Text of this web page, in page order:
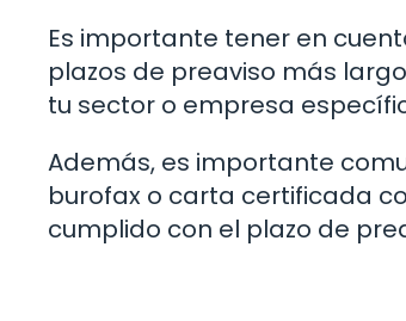
Es importante tener en
plazos de preaviso más
tu sector o empresa
Además, es importante
burofax o carta certificada
cumplido con el plazo de